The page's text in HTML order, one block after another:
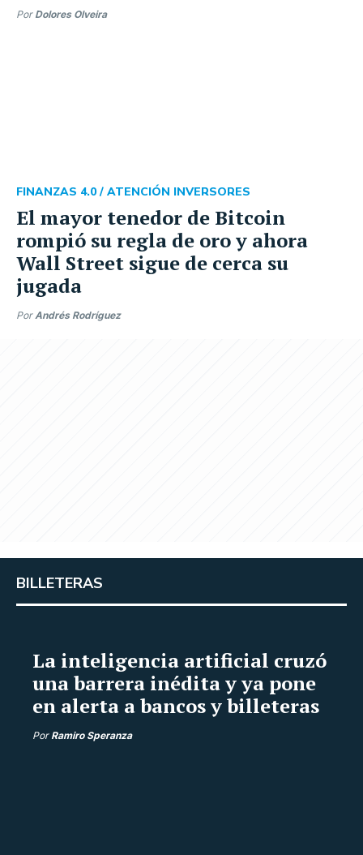
Por Dolores Olveira
El mayor tenedor de Bitcoin
rompió su regla de oro y ahora
Wall Street sigue de cerca su
jugada
FINANZAS 4.0 / ATENCIÓN INVERSORES
PorAndrés Rodríguez
BILLETERAS
La inteligencia artificial cruzó
una barrera inédita y ya pone
en alerta a bancos y billeteras
Por Ramiro Speranza